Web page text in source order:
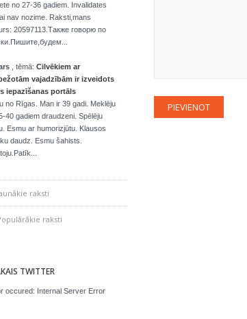
no 27-36 gadiem. Invalidates
nav nozime. Raksti,mans
20597113.Также говорю по
, tēmā: Cilvēkiem ar
vajadzībām ir izveidots
iepazīšanas portāls
no Rīgas. Man ir 39 gadi. Meklēju
40 gadiem draudzeni. Spēlēju
Esmu ar humorizjūtu. Klausos
daudz. Esmu šahists.
raksti
raksti
TWITTER
occured: Internal Server Error